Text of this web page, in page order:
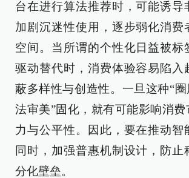
台在进行算法推荐时，可能诱导
加剧沉迷性使用，逐步弱化消费
空间。当所谓的个性化日益被标
驱动替代时，消费体验容易陷入
蔽多样性与创造性。一旦这种“圈
法审美”固化，就有可能影响消
力与公平性。因此，要在推动智
同时，加强普惠机制设计，防止
分化壁垒。